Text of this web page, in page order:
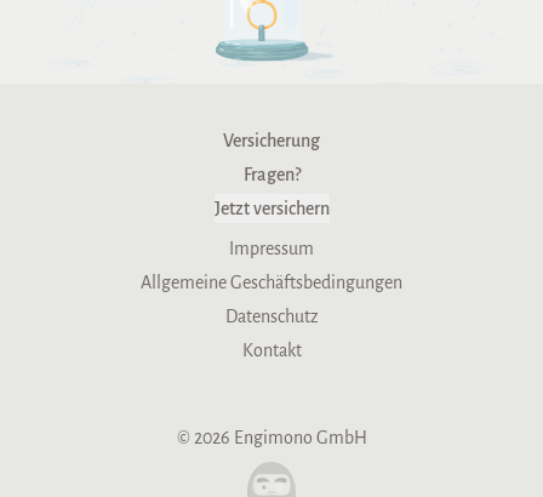
Versicherung
Fragen?
Jetzt versichern
Impressum
Allgemeine Geschäftsbedingungen
Datenschutz
Kontakt
© 2026 Engimono GmbH